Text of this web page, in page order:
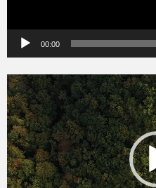
00:00
Videólejátszó